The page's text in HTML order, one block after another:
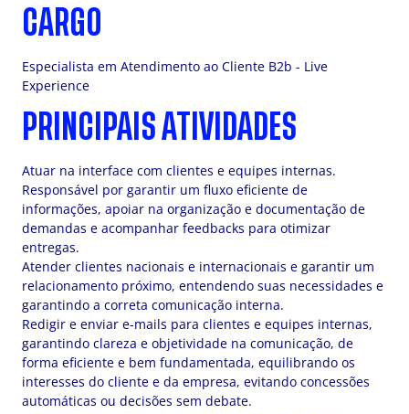
CARGO
Especialista em Atendimento ao Cliente B2b - Live
Experience
PRINCIPAIS ATIVIDADES
Atuar na interface com clientes e equipes internas.
Responsável por garantir um fluxo eficiente de
informações, apoiar na organização e documentação de
demandas e acompanhar feedbacks para otimizar
entregas.
Atender clientes nacionais e internacionais e garantir um
relacionamento próximo, entendendo suas necessidades e
garantindo a correta comunicação interna.
Redigir e enviar e-mails para clientes e equipes internas,
garantindo clareza e objetividade na comunicação, de
forma eficiente e bem fundamentada, equilibrando os
interesses do cliente e da empresa, evitando concessões
automáticas ou decisões sem debate.